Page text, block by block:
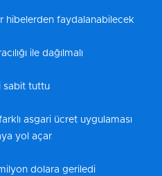
hibelerden faydalanabilecek
ile dağılmalı
sabit tuttu
asgari ücret uygulaması
yol açar
dolara geriledi